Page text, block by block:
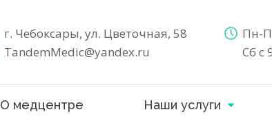
г. Чебоксары, ул. Цветочная, 58
TandemMedic@yandex.ru
Пн-
Сб с
О медцентре Наши услуги